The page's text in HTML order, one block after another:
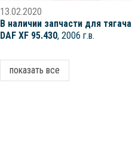
13.02.2020
В наличии запчасти для тягача
DAF XF 95.430, 2006 г.в.
показать все